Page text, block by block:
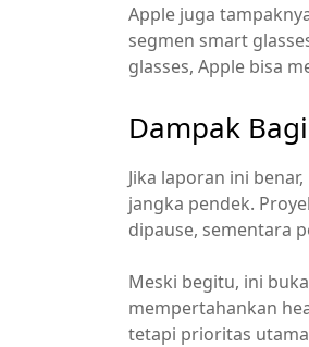
Apple juga
segmen smart
glasses, Apple bisa
Dampak
Jika laporan ini
jangka pendek.
dipause, sementara
Meski begitu, ini
mempertahankan
tetapi prioritas